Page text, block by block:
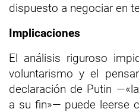
dispuesto a negociar en
Implicaciones
El análisis riguroso
voluntarismo y el
declaración de Putin
a su fin»— puede leerse